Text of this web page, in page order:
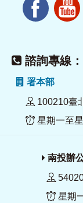
諮詢專線
署本部
100210臺
星期一至
南投辦
星期